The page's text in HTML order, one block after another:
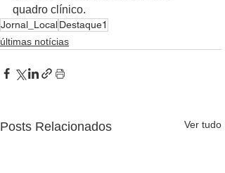
quadro clínico.
Jornal_LocalDestaque1
últimas notícias
Posts Relacionados Ver tudo